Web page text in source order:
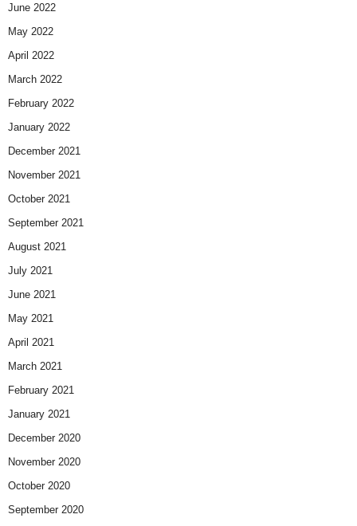
June 2022
May 2022
April 2022
March 2022
February 2022
January 2022
December 2021
November 2021
October 2021
September 2021
August 2021
July 2021
June 2021
May 2021
April 2021
March 2021
February 2021
January 2021
December 2020
November 2020
October 2020
September 2020